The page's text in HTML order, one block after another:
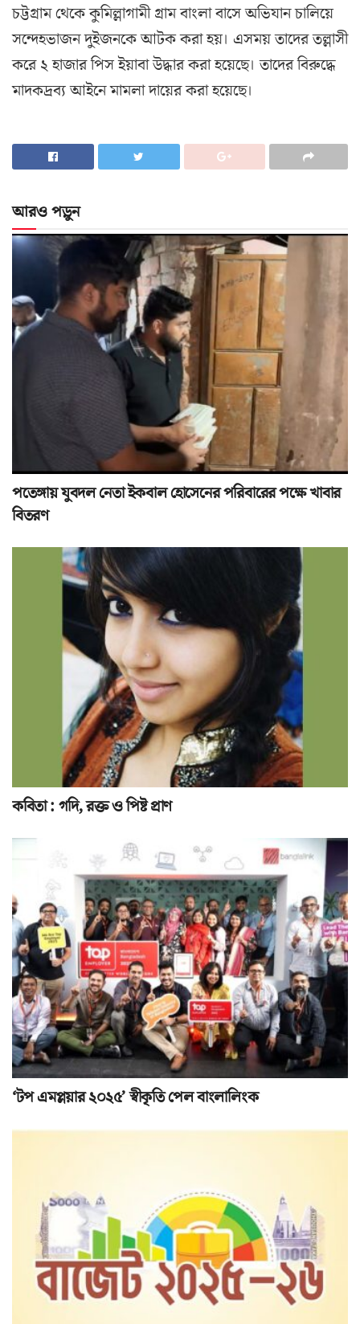
চট্টগ্রাম থেকে কুমিল্লাগামী গ্রাম বাংলা বাসে অভিযান চালিয়ে
সন্দেহভাজন দুইজনকে আটক করা হয়। এসময় তাদের তল্লাসী
করে ২ হাজার পিস ইয়াবা উদ্ধার করা হয়েছে। তাদের বিরুদ্ধে
মাদকদ্রব্য আইনে মামলা দায়ের করা হয়েছে।
আরও পড়ুন
পতেঙ্গায় যুবদল নেতা ইকবাল হোসেনের পরিবারের পক্ষে খাবার
বিতরণ
কবিতা : গদি, রক্ত ও পিষ্ট প্রাণ
‘টপ এমপ্লয়ার ২০২৫’ স্বীকৃতি পেল বাংলালিংক